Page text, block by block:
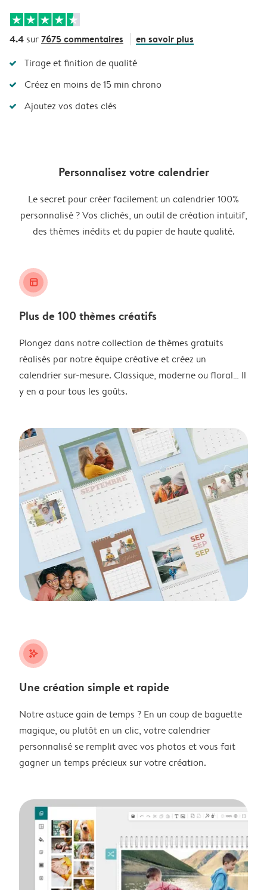
4.4 sur7675 commentaires en savoir plus
Tirage et finition de qualité
Créez en moins de 15 min chrono
Ajoutez vos dates clés
Personnalisez votre calendrier
Le secret pour créer facilement un calendrier 100%
personnalisé ? Vos clichés, un outil de création intuitif,
des thèmes inédits et du papier de haute qualité.
layout_alt
Plus de 100 thèmes créatifs
Plongez dans notre collection de thèmes gratuits
réalisés par notre équipe créative et créez un
calendrier sur-mesure. Classique, moderne ou floral… Il
y en a pour tous les goûts.
stars_plus
Une création simple et rapide
Notre astuce gain de temps ? En un coup de baguette
magique, ou plutôt en un clic, votre calendrier
personnalisé se remplit avec vos photos et vous fait
gagner un temps précieux sur votre création.